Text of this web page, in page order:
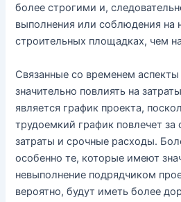
более строгими и,
выполнения или соблюдения на
строительных площадках, чем
Связанные со временем
значительно повлиять на
является график проекта,
трудоемкий график повлечет
затраты и срочные расходы.
особенно те, которые имеют
невыполнение подрядчиком
вероятно, будут иметь более